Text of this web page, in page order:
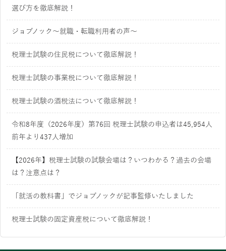
選び方を徹底解説！
ジョブノック～就職・転職利用者の声～
税理士試験の住民税について徹底解説！
税理士試験の事業税について徹底解説！
税理士試験の酒税法について徹底解説！
令和8年度（2026年度）第76回 税理士試験の申込者は45,954人
前年より437人増加
【2026年】税理士試験の試験会場は？いつわかる？過去の会場
は？注意点は？
「就活の教科書」でジョブノックが記事監修いたしました
税理士試験の固定資産税について徹底解説！